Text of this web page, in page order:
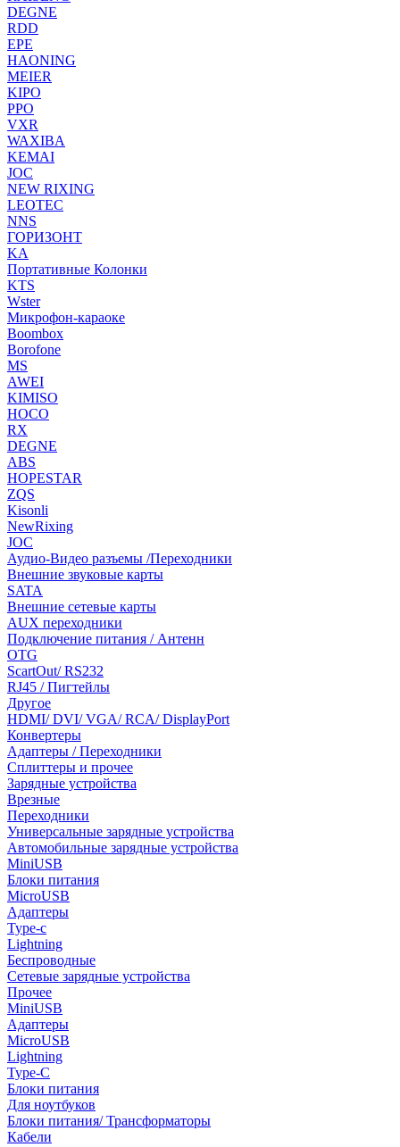
DEGNE
RDD
EPE
HAONING
MEIER
KIPO
PPO
VXR
WAXIBA
KEMAI
JOC
NEW RIXING
LEOTEC
NNS
ГОРИЗОНТ
KA
Портативные Колонки
KTS
Wster
Микрофон-караоке
Boombox
Borofone
MS
AWEI
KIMISO
HOCO
RX
DEGNE
ABS
HOPESTAR
ZQS
Kisonli
NewRixing
JOC
Аудио-Видео разъемы /Переходники
Внешние звуковые карты
SATA
Внешние сетевые карты
AUX переходники
Подключение питания / Антенн
OTG
ScartOut/ RS232
RJ45 / Пигтейлы
Другое
HDMI/ DVI/ VGA/ RCA/ DisplayPort
Конвертеры
Адаптеры / Переходники
Сплиттеры и прочее
Зарядные устройства
Врезные
Переходники
Универсальные зарядные устройства
Автомобильные зарядные устройства
MiniUSB
Блоки питания
MicroUSB
Адаптеры
Type-c
Lightning
Беспроводные
Сетевые зарядные устройства
Прочее
MiniUSB
Адаптеры
MicroUSB
Lightning
Type-C
Блоки питания
Для ноутбуков
Блоки питания/ Трансформаторы
Кабели